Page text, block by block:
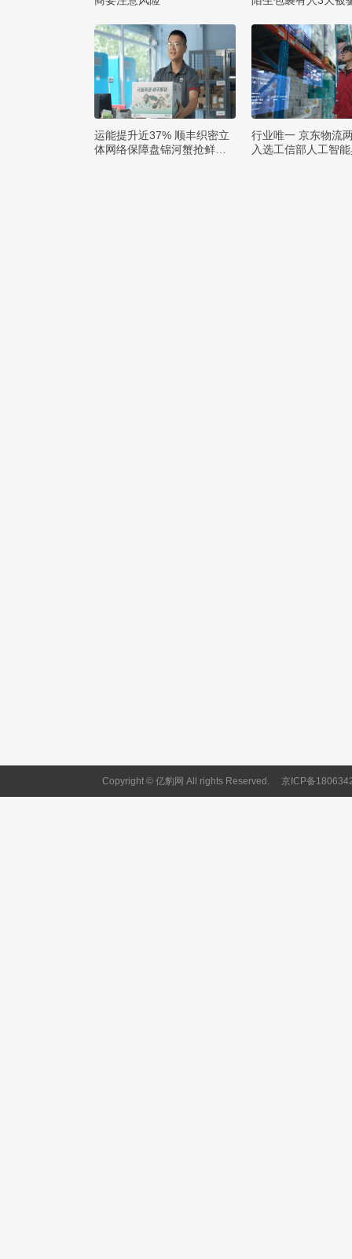
运能提升近37% 顺丰织密立
体网络保障盘锦河蟹抢鲜出
行业唯一 京东物流
入选工信部人工智
Copyright © 亿豹网 All rights Reserved. 京ICP备